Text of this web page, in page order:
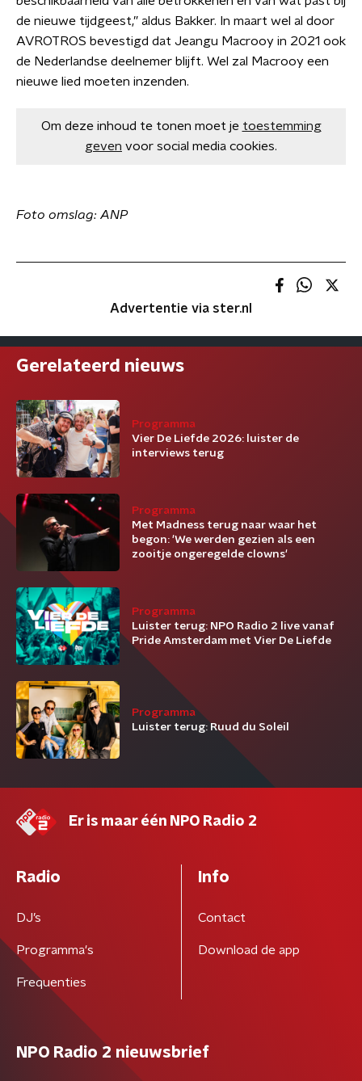
de nieuwe tijdgeest,” aldus Bakker. In maart wel al door
AVROTROS bevestigd dat Jeangu Macrooy in 2021 ook
de Nederlandse deelnemer blijft. Wel zal Macrooy een
nieuwe lied moeten inzenden.
Om deze inhoud te tonen moet je toestemming
geven voor social media cookies.
Foto omslag: ANP
Advertentie via ster.nl
Gerelateerd nieuws
Programma
Vier De Liefde 2026: luister de
interviews terug
Programma
Met Madness terug naar waar het
begon: 'We werden gezien als een
zooitje ongeregelde clowns'
Programma
Luister terug: NPO Radio 2 live vanaf
Pride Amsterdam met Vier De Liefde
Programma
Luister terug: Ruud du Soleil
Er is maar één NPO Radio 2
Radio
DJ’s
Programma's
Frequenties
Info
Contact
Download de app
NPO Radio 2 nieuwsbrief